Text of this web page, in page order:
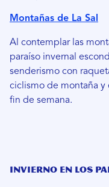
Montañas de La Sal
Al contemplar las
paraíso invernal
senderismo con
ciclismo de montaña y
fin de semana.
Invierno en los